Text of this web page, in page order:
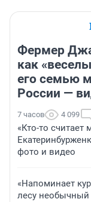
Фермер
как
его семью
России —
7 часов 4 099
«Кто-то
фото и видео
«Напоминает
лесу необычный